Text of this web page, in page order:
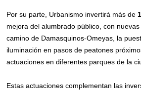
Por su parte, Urbanismo invertirá más de
mejora del alumbrado público, con
camino de Damasquinos-Omeyas, la
iluminación en pasos de peatones
actuaciones en diferentes parques de la
Estas actuaciones complementan las